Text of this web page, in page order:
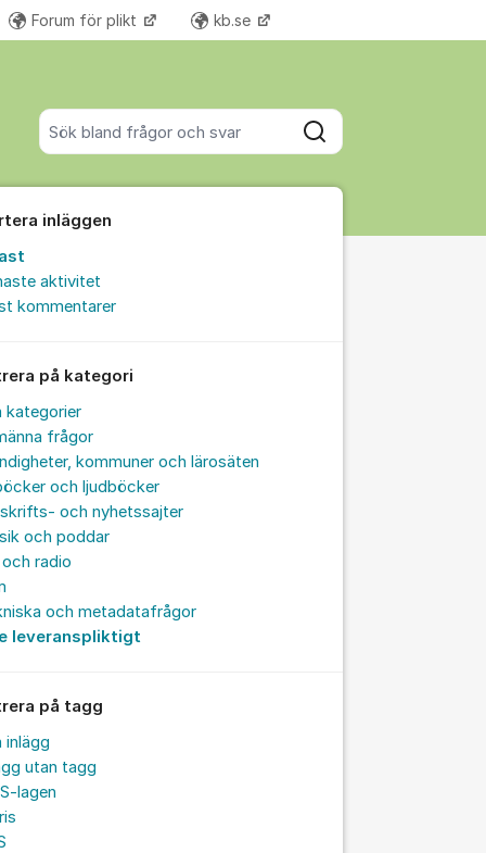
Sök bland alla inlägg
Sök
Forum för plikt kb.se Fler supportlänkar
inläggen
aktivitet
kommentarer
på kategori
kategorier
frågor
kommuner och lärosäten
och ljudböcker
och nyhetssajter
och poddar
radio
och metadatafrågor
leveranspliktigt
på tagg
inlägg
utan tagg
lagen